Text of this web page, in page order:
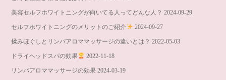
美容セルフホワイトニングが向いてる人ってどんな人？ 2024-09-29
セルフホワイトニングのメリットのご紹介 2024-09-27
揉みほぐしとリンパアロママッサージの違いとは？ 2022-05-03
ドライヘッドスパの効果 2022-11-18
リンパアロママッサージの効果 2024-03-19